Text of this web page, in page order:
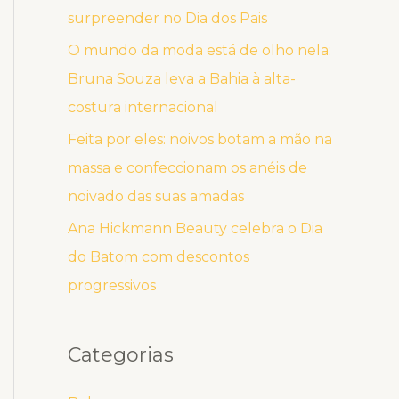
surpreender no Dia dos Pais
O mundo da moda está de olho nela:
Bruna Souza leva a Bahia à alta-
costura internacional
Feita por eles: noivos botam a mão na
massa e confeccionam os anéis de
noivado das suas amadas
Ana Hickmann Beauty celebra o Dia
do Batom com descontos
progressivos
Categorias